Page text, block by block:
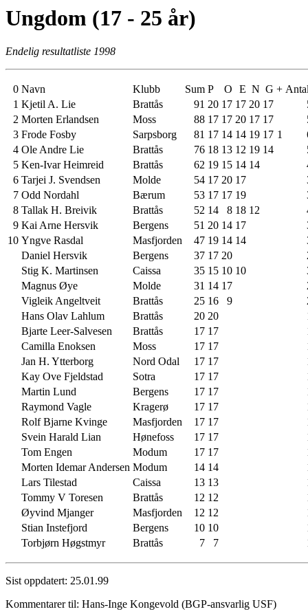
Ungdom (17 - 25 år)
Endelig resultatliste 1998
0 Navn Klubb Sum P O E N G +
1 Kjetil A. Lie Brattås 91 20 17 17 20 17
2 Morten Erlandsen Moss 88 17 17 20 17 17
3 Frode Fosby Sarpsborg 81 17 14 14 19 17 1
4 Ole Andre Lie Brattås 76 18 13 12 19 14
5 Ken-Ivar Heimreid Brattås 62 19 15 14 14
6 Tarjei J. Svendsen Molde 54 17 20 17
7 Odd Nordahl Bærum 53 17 17 19
8 Tallak H. Breivik Brattås 52 14 8 18 12
9 Kai Arne Hersvik Bergens 51 20 14 17
10 Yngve Rasdal Masfjorden 47 19 14 14
Daniel Hersvik
Bergens 37 17 20
Stig K. Martinsen
Caissa 35 15 10 10
Magnus Øye
Molde 31 14 17
Vigleik Angeltveit
Brattås 25 16 9
Hans Olav Lahlum
Brattås 20 20
Bjarte Leer-Salvesen
Brattås 17 17
Camilla Enoksen
Moss 17 17
Jan H. Ytterborg
Nord Odal 17 17
Kay Ove Fjeldstad
Sotra 17 17
Martin Lund
Bergens 17 17
Raymond Vagle
Kragerø 17 17
Rolf Bjarne Kvinge
Masfjorden 17 17
Svein Harald Lian
Hønefoss 17 17
Tom Engen
Modum 17 17
Morten Idemar Andersen Modum 14 14
Lars Tilestad
Caissa 13 13
Tommy V Toresen
Brattås 12 12
Øyvind Mjanger
Masfjorden 12 12
Stian Instefjord
Bergens 10 10
Torbjørn Høgstmyr
Brattås 7 7
Sist oppdatert: 25.01.99
Kommentarer til: Hans-Inge Kongevold (BGP-ansvarlig USF)